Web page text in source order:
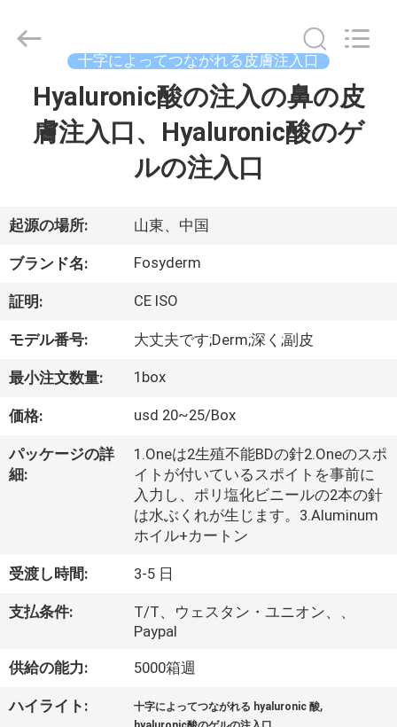
品
わ
た
し
ち
に
て
場
ツ
2026
Jinan
Reserved.
十字によってつながれる皮膚注入口
Hyaluronic酸の注入の鼻の皮
膚注入口、Hyaluronic酸のゲ
ルの注入口
起源の場所: 山東、中国
ブランド名: Fosyderm
証明: CE ISO
モデル番号: 大丈夫です;Derm;深く;副皮
最小注文数量: 1box
価格: usd 20~25/Box
パッケージの詳
細:
1.Oneは2生殖不能BDの針2.Oneのスポ
イトが付いているスポイトを事前に
入力し、ポリ塩化ビニールの2本の針
は水ぶくれが生じます。3.Aluminum
ホイル+カートン
受渡し時間: 3-5 日
支払条件:
T/T、ウェスタン・ユニオン、、
Paypal
供給の能力: 5000箱週
ハイライト: 十字によってつながれる hyaluronic 酸,